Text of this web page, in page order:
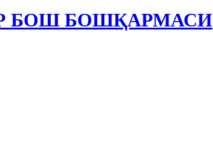
БОШ БОШҚАРМАСИ